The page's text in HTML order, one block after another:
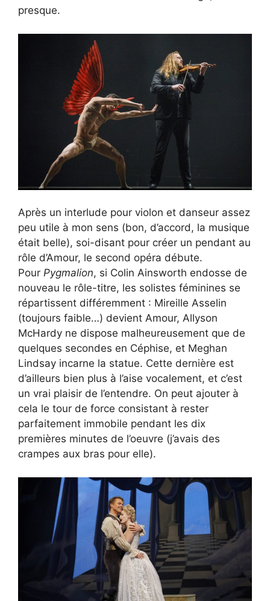
presque.
Après un interlude pour violon et danseur assez
peu utile à mon sens (bon, d’accord, la musique
était belle), soi-disant pour créer un pendant au
rôle d’Amour, le second opéra débute.
Pour Pygmalion, si Colin Ainsworth endosse de
nouveau le rôle-titre, les solistes féminines se
répartissent différemment : Mireille Asselin
(toujours faible…) devient Amour, Allyson
McHardy ne dispose malheureusement que de
quelques secondes en Céphise, et Meghan
Lindsay incarne la statue. Cette dernière est
d’ailleurs bien plus à l’aise vocalement, et c’est
un vrai plaisir de l’entendre. On peut ajouter à
cela le tour de force consistant à rester
parfaitement immobile pendant les dix
premières minutes de l’oeuvre (j’avais des
crampes aux bras pour elle).